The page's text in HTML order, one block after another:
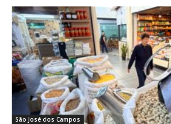
São José dos Campos